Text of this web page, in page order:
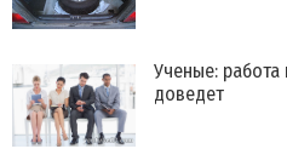
​Ученые:
доведет